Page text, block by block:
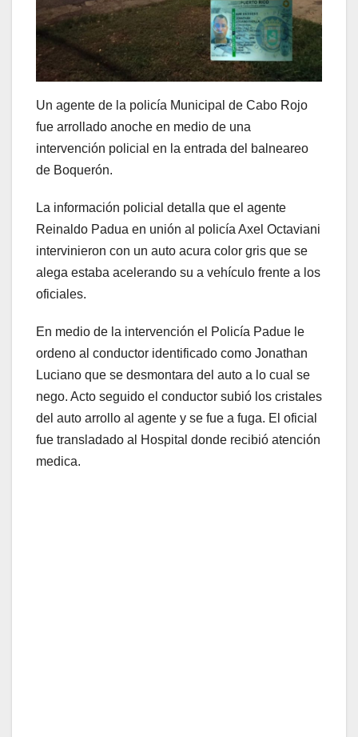
Un agente de la policía Municipal de Cabo Rojo
fue arrollado anoche en medio de una
intervención policial en la entrada del balneareo
de Boquerón.
La información policial detalla que el agente
Reinaldo Padua en unión al policía Axel Octaviani
intervinieron con un auto acura color gris que se
alega estaba acelerando su a vehículo frente a los
oficiales.
En medio de la intervención el Policía Padue le
ordeno al conductor identificado como Jonathan
Luciano que se desmontara del auto a lo cual se
nego. Acto seguido el conductor subió los cristales
del auto arrollo al agente y se fue a fuga. El oficial
fue transladado al Hospital donde recibió atención
medica.